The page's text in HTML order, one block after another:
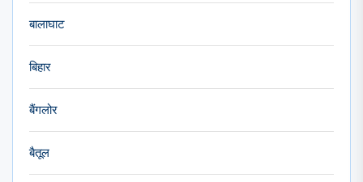
बालाघाट
बिहार
बैंगलोर
बैतूल